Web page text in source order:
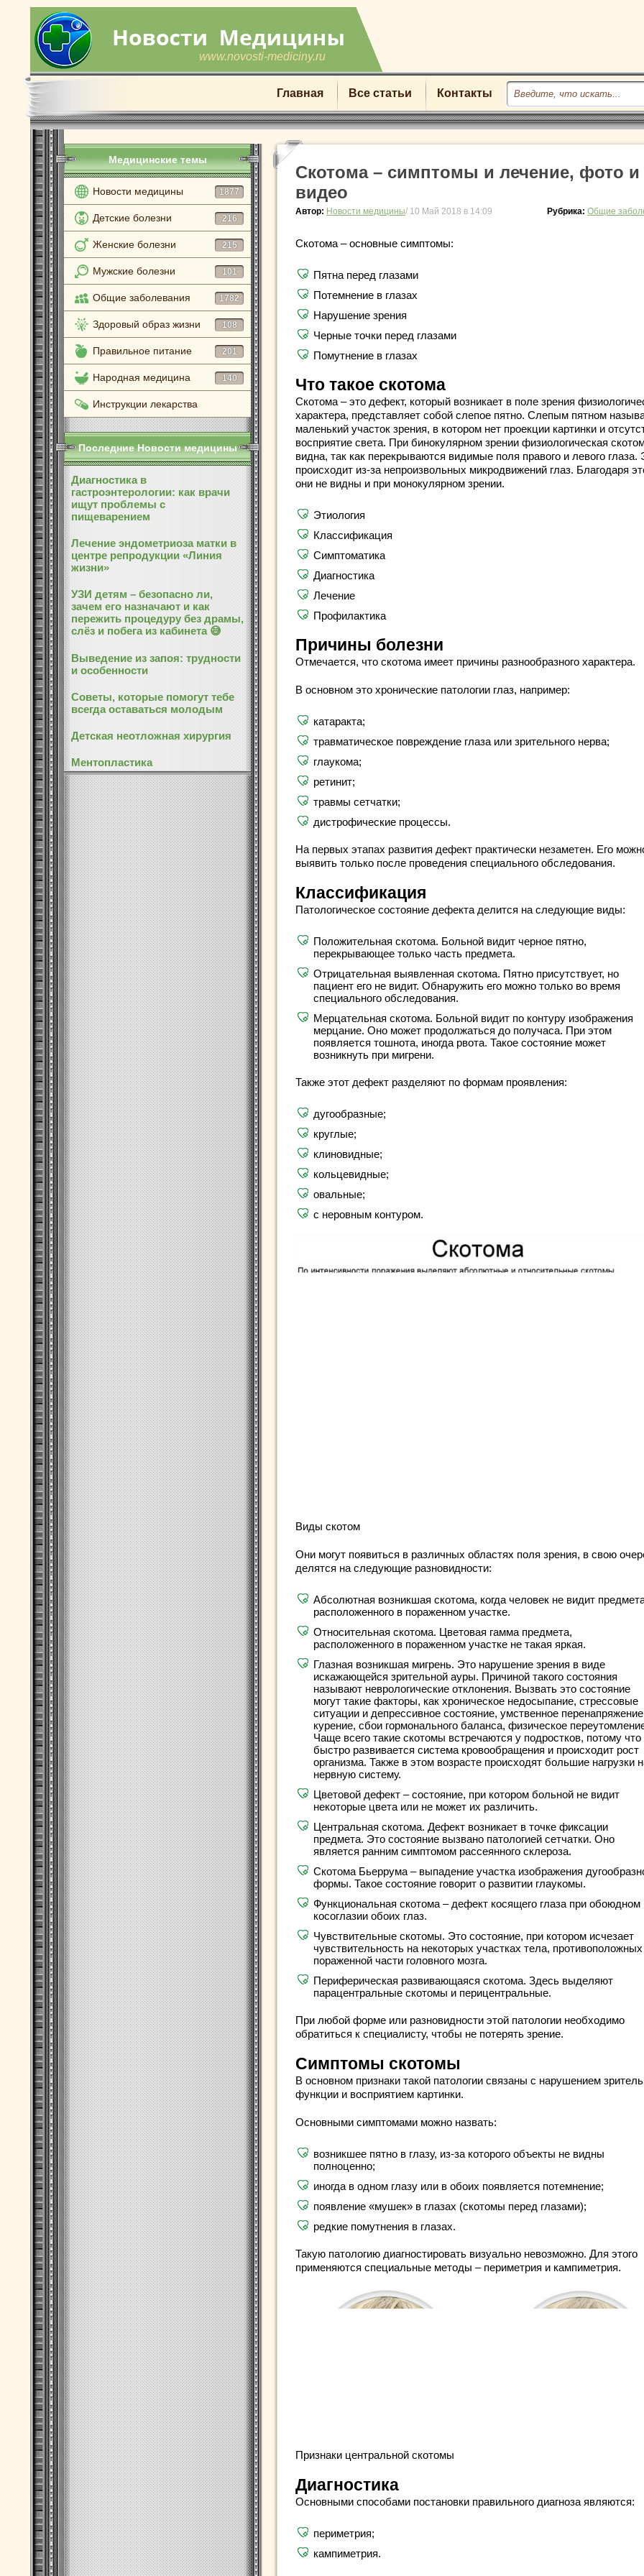
www.novosti-mediciny.ru
Главная Все статьи Контакты
Медицинские темы
Новости медицины 1877
Детские болезни 216
Женские болезни 215
Мужские болезни 101
Общие заболевания 1782
Здоровый образ жизни 108
Правильное питание 201
Народная медицина 140
Инструкции лекарства
Последние Новости медицины
Диагностика в
гастроэнтерологии: как врачи
ищут проблемы с
пищеварением
Лечение эндометриоза матки в
центре репродукции «Линия
жизни»
УЗИ детям – безопасно ли,
зачем его назначают и как
пережить процедуру без драмы,
слёз и побега из кабинета 😅
Выведение из запоя: трудности
и особенности
Советы, которые помогут тебе
всегда оставаться молодым
Детская неотложная хирургия
Ментопластика
Скотома – симптомы и лечение, фото и
видео
Автор: Новости медицины/ 10 Май 2018 в 14:09 Рубрика: Общие
Скотома – основные симптомы:
Пятна перед глазами
Потемнение в глазах
Нарушение зрения
Черные точки перед глазами
Помутнение в глазах
Что такое скотома
Скотома – это дефект, который возникает в поле зрения
характера, представляет собой слепое пятно. Слепым пятном
маленький участок зрения, в котором нет проекции картинки и
восприятие света. При бинокулярном зрении физиологическая
видна, так как перекрываются видимые поля правого и левого глаза.
происходит из-за непроизвольных микродвижений глаз. Благодаря
они не видны и при монокулярном зрении.
Этиология
Классификация
Симптоматика
Диагностика
Лечение
Профилактика
Причины болезни
Отмечается, что скотома имеет причины разнообразного характера.
В основном это хронические патологии глаз, например:
катаракта;
травматическое повреждение глаза или зрительного нерва;
глаукома;
ретинит;
травмы сетчатки;
дистрофические процессы.
На первых этапах развития дефект практически незаметен. Его
выявить только после проведения специального обследования.
Классификация
Патологическое состояние дефекта делится на следующие виды:
Положительная скотома. Больной видит черное пятно,
перекрывающее только часть предмета.
Отрицательная выявленная скотома. Пятно присутствует, но
пациент его не видит. Обнаружить его можно только во время
специального обследования.
Мерцательная скотома. Больной видит по контуру изображения
мерцание. Оно может продолжаться до получаса. При этом
появляется тошнота, иногда рвота. Такое состояние может
возникнуть при мигрени.
Также этот дефект разделяют по формам проявления:
дугообразные;
круглые;
клиновидные;
кольцевидные;
овальные;
с неровным контуром.
Виды скотом
Они могут появиться в различных областях поля зрения, в свою
делятся на следующие разновидности:
Абсолютная возникшая скотома, когда человек не видит
расположенного в пораженном участке.
Относительная скотома. Цветовая гамма предмета,
расположенного в пораженном участке не такая яркая.
Глазная возникшая мигрень. Это нарушение зрения в виде
искажающейся зрительной ауры. Причиной такого состояния
называют неврологические отклонения. Вызвать это состояние
могут такие факторы, как хроническое недосыпание, стрессовые
ситуации и депрессивное состояние, умственное
курение, сбои гормонального баланса, физическое
Чаще всего такие скотомы встречаются у подростков, потому что
быстро развивается система кровообращения и происходит рост
организма. Также в этом возрасте происходят большие нагрузки
нервную систему.
Цветовой дефект – состояние, при котором больной не видит
некоторые цвета или не может их различить.
Центральная скотома. Дефект возникает в точке фиксации
предмета. Это состояние вызвано патологией сетчатки. Оно
является ранним симптомом рассеянного склероза.
Скотома Бьеррума – выпадение участка изображения
формы. Такое состояние говорит о развитии глаукомы.
Функциональная скотома – дефект косящего глаза при обоюдном
косоглазии обоих глаз.
Чувствительные скотомы. Это состояние, при котором исчезает
чувствительность на некоторых участках тела, противоположных
пораженной части головного мозга.
Периферическая развивающаяся скотома. Здесь выделяют
парацентральные скотомы и перицентральные.
При любой форме или разновидности этой патологии необходимо
обратиться к специалисту, чтобы не потерять зрение.
Симптомы скотомы
В основном признаки такой патологии связаны с нарушением
функции и восприятием картинки.
Основными симптомами можно назвать:
возникшее пятно в глазу, из-за которого объекты не видны
полноценно;
иногда в одном глазу или в обоих появляется потемнение;
появление «мушек» в глазах (скотомы перед глазами);
редкие помутнения в глазах.
Такую патологию диагностировать визуально невозможно. Для этого
применяются специальные методы ‒ периметрия и кампиметрия.
Признаки центральной скотомы
Диагностика
Основными способами постановки правильного диагноза являются:
периметрия;
кампиметрия.